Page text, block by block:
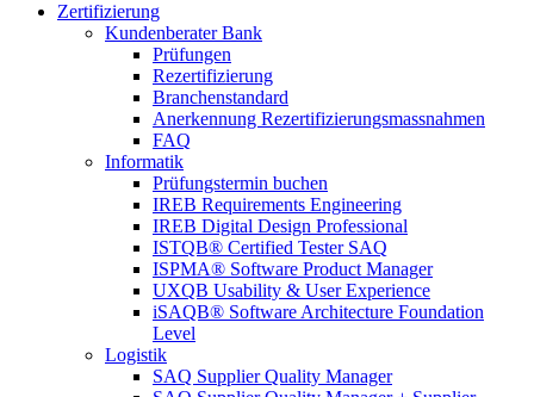
Zertifizierung
Kundenberater Bank
Prüfungen
Rezertifizierung
Branchenstandard
Anerkennung Rezertifizierungsmassnahmen
FAQ
Informatik
Prüfungstermin buchen
IREB Requirements Engineering
IREB Digital Design Professional
ISTQB® Certified Tester SAQ
ISPMA® Software Product Manager
UXQB Usability & User Experience
iSAQB® Software Architecture Foundation
Level
Logistik
SAQ Supplier Quality Manager